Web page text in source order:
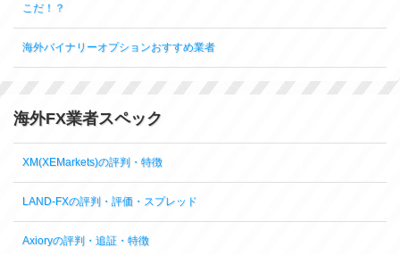
こだ！？
海外バイナリーオプションおすすめ業者
海外FX業者スペック
XM(XEMarkets)の評判・特徴
LAND-FXの評判・評価・スプレッド
Axioryの評判・追証・特徴